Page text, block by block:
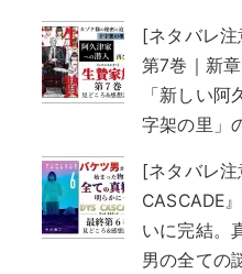
[ネタバレ注
第7巻｜新
「新しい阿
字架の里」
[ネタバレ注
CASCADE
いに完結。
男の全ての